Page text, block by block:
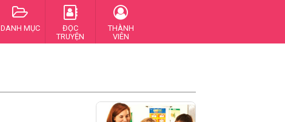
DANH MỤC
ĐỌC
TRUYỆN
THÀNH
VIÊN